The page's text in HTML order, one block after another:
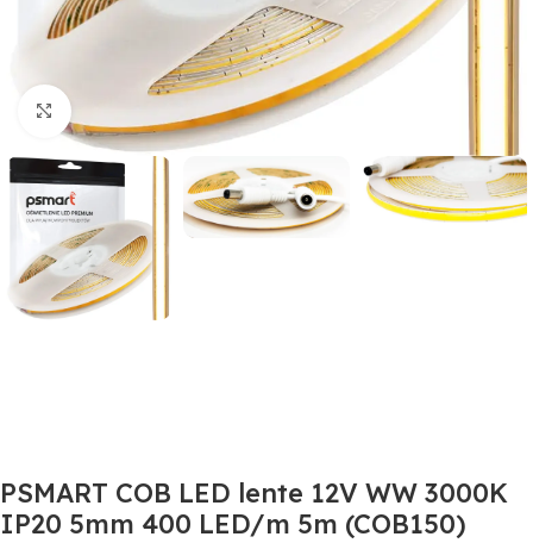
Noklikšķiniet, lai palielinātu
PSMART COB LED lente 12V WW 3000K
IP20 5mm 400 LED/m 5m (COB150)